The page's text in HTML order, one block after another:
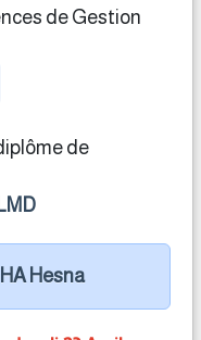
de Gestion
de
Hesna